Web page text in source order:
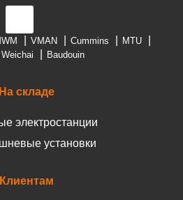
VMAN Cummins
MTU
Weichai Baudouin
На складе
электростанции
установки
Клиентам